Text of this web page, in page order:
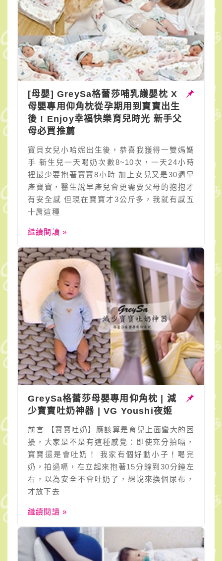
[母嬰] GreySa格蕾莎哺乳護嬰枕 X
母嬰專用仰角枕從孕期用到寶寶出生
後 ! Enjoy幸福快樂育兒時光 新手父
母必買推薦
寶貝女兒小哈妮出生後，恭喜我獲得一雙媽媽
手 新生兒一天喝奶次數8~10次，一天24小時
裡最少要抱著寶寶8小時 加上女兒又是30週早
產寶寶，醫生說早產兒會更需要父母的抱抱才
有安全感 但現在寶寶才3公斤多，我就有感五
十肩這種
繼續閱讀 »
GreySa格蕾莎母嬰專用仰角枕 | 減
少寶寶吐奶神器 | VG Youshi夜姬
前言 【寶寶吐奶】應該算是育兒上面蠻大的困
擾，大家是不是有這種感覺：即使充分拍嗝，
寶寶還是會吐奶！ 我家有個好動小子！喝完
奶，拍過嗝，在立起來抱著15分鐘到30分鐘左
右，以為安全不會吐奶了，想說來換個尿布，
才放下去
繼續閱讀 »